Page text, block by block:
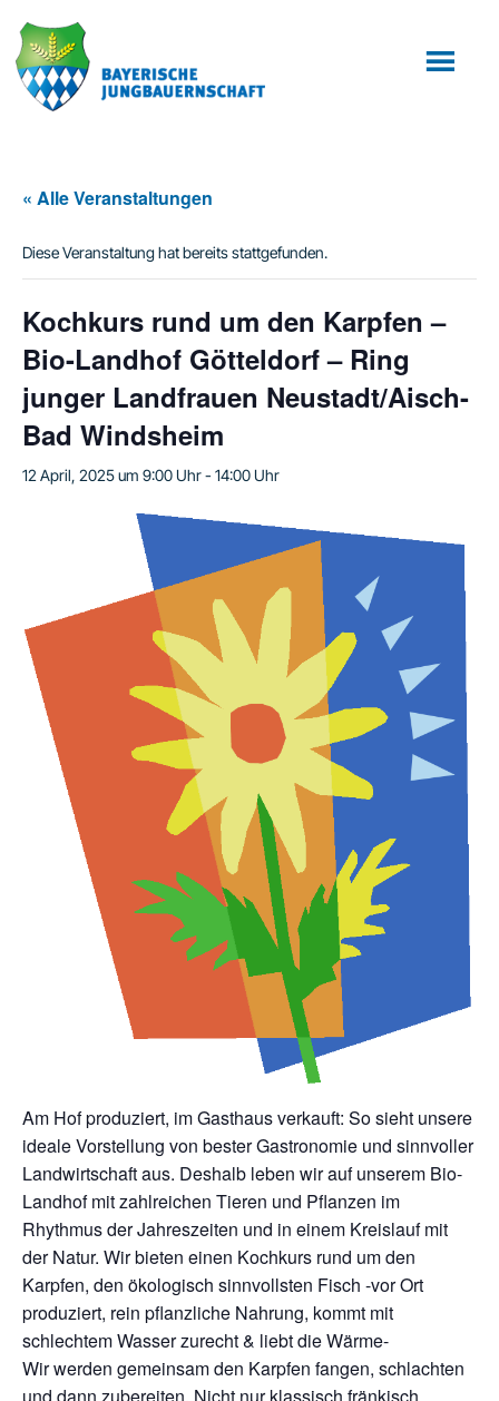
Inhalt
springen
Fußzeile
springen
« Alle Veranstaltungen
Diese Veranstaltung hat bereits stattgefunden.
Kochkurs rund um den Karpfen –
Bio-Landhof Götteldorf – Ring
junger Landfrauen Neustadt/Aisch-
Bad Windsheim
12 April, 2025 um 9:00 Uhr-14:00 Uhr
Am Hof produziert, im Gasthaus verkauft: So sieht unsere
ideale Vorstellung von bester Gastronomie und sinnvoller
Landwirtschaft aus. Deshalb leben wir auf unserem Bio-
Landhof mit zahlreichen Tieren und Pflanzen im
Rhythmus der Jahreszeiten und in einem Kreislauf mit
der Natur. Wir bieten einen Kochkurs rund um den
Karpfen, den ökologisch sinnvollsten Fisch -vor Ort
produziert, rein pflanzliche Nahrung, kommt mit
schlechtem Wasser zurecht & liebt die Wärme-
Wir werden gemeinsam den Karpfen fangen, schlachten